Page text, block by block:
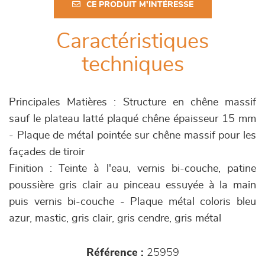
CE PRODUIT M'INTÉRESSE
Caractéristiques
techniques
Principales Matières : Structure en chêne massif
sauf le plateau latté plaqué chêne épaisseur 15 mm
- Plaque de métal pointée sur chêne massif pour les
façades de tiroir
Finition : Teinte à l'eau, vernis bi-couche, patine
poussière gris clair au pinceau essuyée à la main
puis vernis bi-couche - Plaque métal coloris bleu
azur, mastic, gris clair, gris cendre, gris métal
Référence : 25959